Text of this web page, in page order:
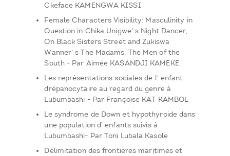
Ckeface KAMENGWA KISSI
Female Characters Visibility: Masculinity in
Question in Chika Unigwe' s Night Dancer,
On Black Sisters Street and Zukiswa
Wanner' s The Madams, The Men of the
South - Par Aimée KASANDJI KAMEKE
Les représentations sociales de l' enfant
drépanocytaire au regard du genre à
Lubumbashi - Par Françoise KAT KAMBOL
Le syndrome de Down et hypothyroide dans
une population d' enfants suivis à
Lubumbashi- Par Toni Lubala Kasole
Délimitation des frontières maritimes et